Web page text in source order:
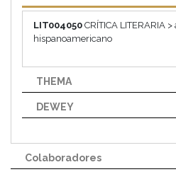
LIT004050 CRÍTICA LITERARIA
hispanoamericano
THEMA
DEWEY
Colaboradores